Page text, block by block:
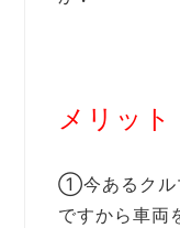
メリット
①今あるクル
ですから車両